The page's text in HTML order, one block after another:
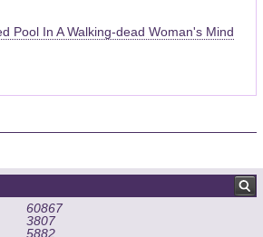
для духовых, струнных, клавишных
инструментов;
и перкуссии;
PDF, GP5 (в Guitar Pro 6), подготовка к
ASCII,MusicXML, Power Tab (.ptb),
Pool In A Walking-dead Woman's Mind
60867
3807
5882